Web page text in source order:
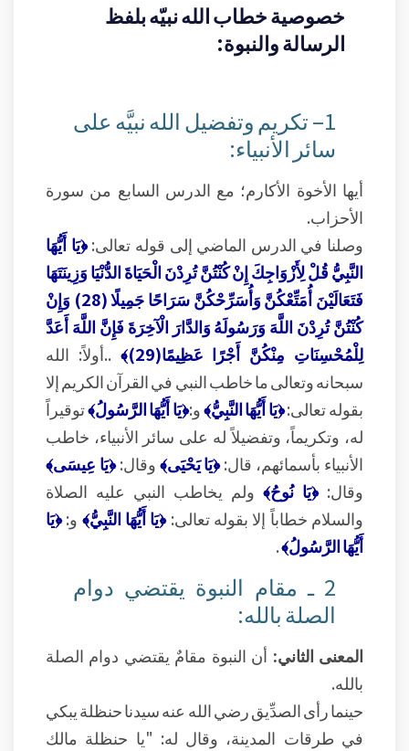
خصوصية خطاب الله نبيّه بلفظ
الرسالة والنبوة:
1– تكريم وتفضيل الله نبيَّه على
سائر الأنبياء:
أيها الأخوة الأكارم؛ مع الدرس السابع من سورة
الأحزاب.
وصلنا في الدرس الماضي إلى قوله تعالى:﴿يَا أَيُّهَا
النَّبِيُّ قُلْ لِأَزْوَاجِكَ إِنْ كُنْتُنَّ تُرِدْنَ الْحَيَاةَ الدُّنْيَا وَزِينَتَهَا
فَتَعَالَيْنَ أُمَتِّعْكُنَّ وَأُسَرِّحْكُنَّ سَرَاحًا جَمِيلًا (28) وَإِنْ
كُنْتُنَّ تُرِدْنَ اللَّهَ وَرَسُولَهُ وَالدَّارَ الْآخِرَةَ فَإِنَّ اللَّهَ أَعَدَّ
لِلْمُحْسِنَاتِ مِنْكُنَّ أَجْرًا عَظِيمًا(29)﴾
..أولاً: الله
سبحانه وتعالى ما خاطب النبي في القرآن الكريم إلا
بقوله تعالى:﴿يَا أَيُّهَا النَّبِيُّ﴾و:﴿يَا أَيُّهَا الرَّسُولُ﴾توقيراً
له، وتكريماً، وتفضيلاً له على سائر الأنبياء، خاطب
الأنبياء بأسمائهم، قال:﴿يَا يَحْيَى﴾وقال:﴿يَا عِيسَى﴾
وقال: ﴿يَا نُوحُ﴾ ولم يخاطب النبي عليه الصلاة
والسلام خطاباً إلا بقوله تعالى:﴿يَا أَيُّهَا النَّبِيُّ﴾ و:﴿يَا
أَيُّهَا الرَّسُولُ﴾.
2 ـ مقام النبوة يقتضي دوام
الصلة بالله:
المعنى الثاني: أن النبوة مقامٌ يقتضي دوام الصلة
بالله.
حينما رأى الصدِّيق رضي الله عنه سيدنا حنظلة يبكي
في طرقات المدينة، وقال له: "يا حنظلة مالك